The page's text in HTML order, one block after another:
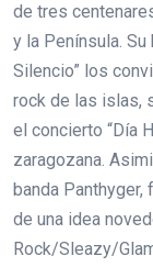
de tres
y la Península.
Silencio” los
rock de las islas,
el concierto “Día
zaragozana.
banda
de una idea
Rock/Sleazy/